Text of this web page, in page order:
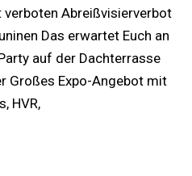
verboten Abreißvisierverbot
Das erwartet Euch an
auf der Dachterrasse
Großes Expo-Angebot mit
HVR,